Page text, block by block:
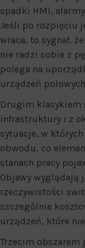
spadki HMI,
Jeśli po rozpięciu
wraca, to sygnał,
nie radzi sobie z
polega na
urządzeń
Drugim klasykiem
infrastruktury i z
sytuacje, w
obwodu, co
stanach pracy
Objawy wyglądają
rzeczywistości
szczególnie
urządzeń, które
Trzecim obszarem